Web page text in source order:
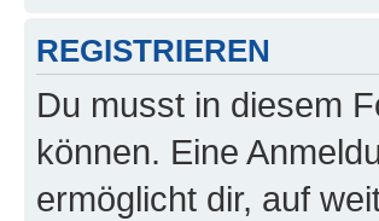
REGISTRIEREN
Du musst in diesem
können. Eine
ermöglicht dir, auf